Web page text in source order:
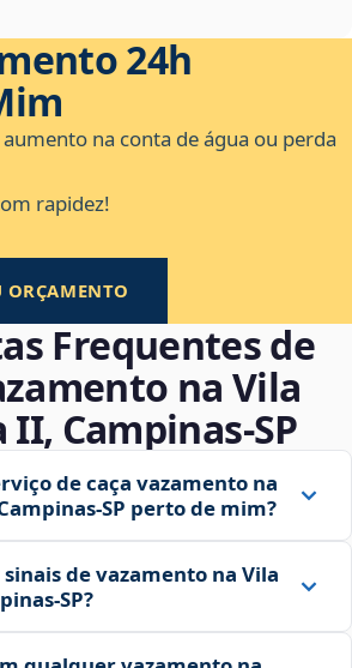
24h
na conta de água ou perda
rapidez!
ORÇAMENTO
Frequentes de
na Vila
Campinas‑SP
de caça vazamento na
perto de mim?
de vazamento na Vila